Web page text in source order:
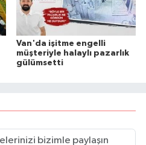
Van'da işitme engelli
müşteriyle halaylı pazarlık
gülümsetti